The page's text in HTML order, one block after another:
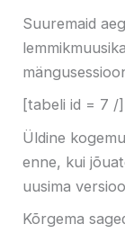
Suuremaid
[tabeli id ​​= 7 /]
Üldine
enne, kui
uusima
Kõrgema